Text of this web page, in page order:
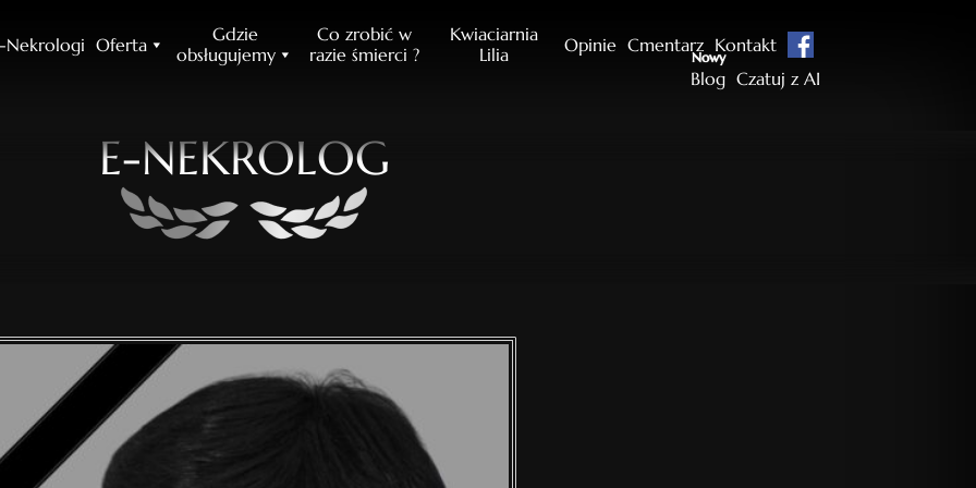
Nekrologi Oferta
Gdzie
obsługujemy
Co zrobić w
razie śmierci ?
Kwiaciarnia
Lilia
Opinie Cmentarz Kontakt
Blog
Nowy
Czatuj z AI
E-NEKROLOG